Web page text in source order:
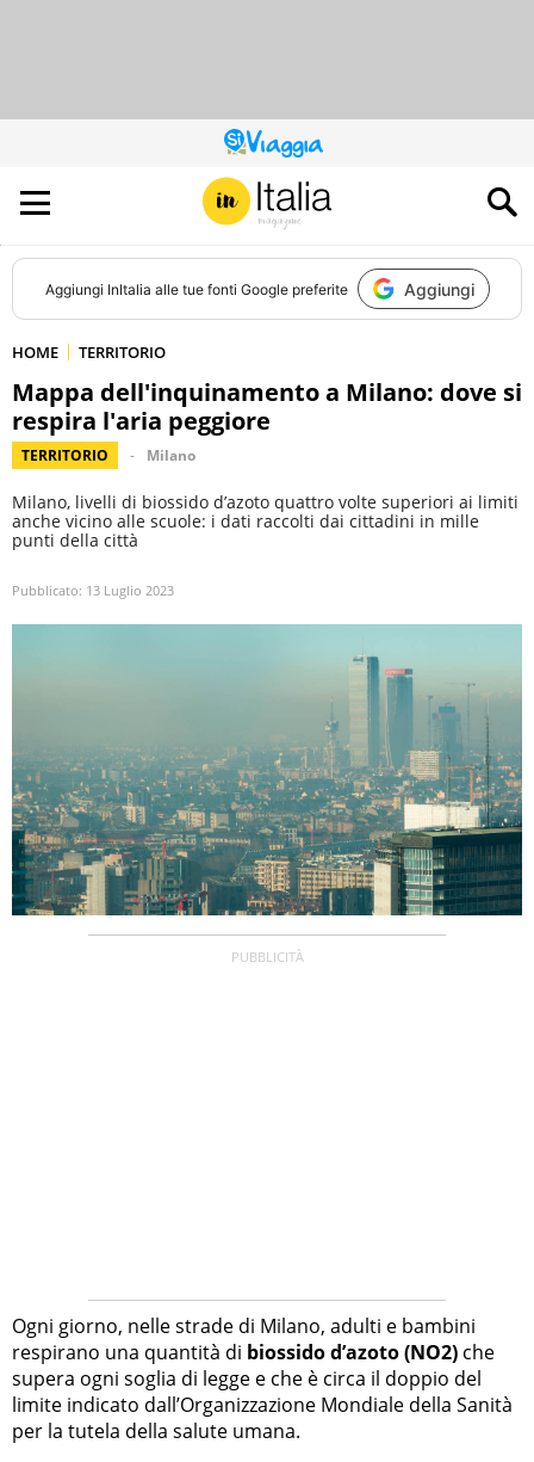
QUESTO
SITO
CONTRIBUISCE
ALL’AUDIENCE
DI
Aggiungi InItalia alle tue fonti Google preferite Aggiungi
HOME TERRITORIO
Mappa dell'inquinamento a Milano: dove si
respira l'aria peggiore
TERRITORIO Milano
Milano, livelli di biossido d’azoto quattro volte superiori ai limiti
anche vicino alle scuole: i dati raccolti dai cittadini in mille
punti della città
Pubblicato: 13 Luglio 2023
Ogni giorno, nelle strade di Milano, adulti e bambini
respirano una quantità di biossido d’azoto (NO2) che
supera ogni soglia di legge e che è circa il doppio del
limite indicato dall’Organizzazione Mondiale della Sanità
per la tutela della salute umana.